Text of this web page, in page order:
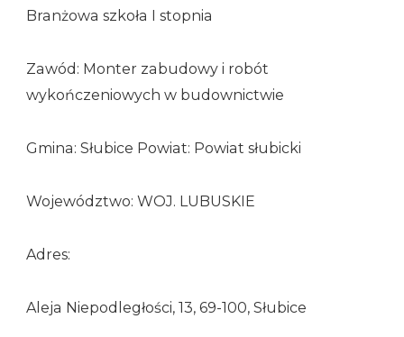
Branżowa szkoła I stopnia
Zawód: Monter zabudowy i robót
wykończeniowych w budownictwie
Gmina: Słubice Powiat: Powiat słubicki
Województwo: WOJ. LUBUSKIE
Adres:
Aleja Niepodległości, 13, 69-100, Słubice